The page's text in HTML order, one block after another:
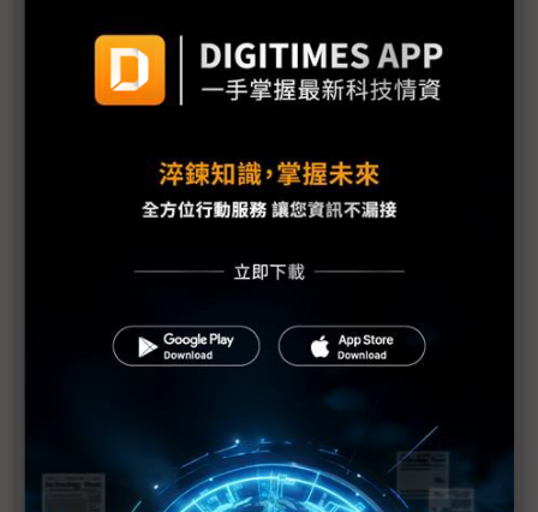
福建晉華否認竊美光技術 稱美光幕後阻礙晉華發展
陸外交部要求美方提證明中方操縱竊密案 川習電話
美方下波行動恐鎖定華為主動調查 川普打壓中國製
造2025企圖明顯
福建晉華連鎖效應擴大：聯電遭美殺一儆百
聯電、福建晉華遭美控竊美光機密 恐面臨超過200
美起訴聯電與晉華竊取美光技術 聯電：遺憾美方無
事先通知討論